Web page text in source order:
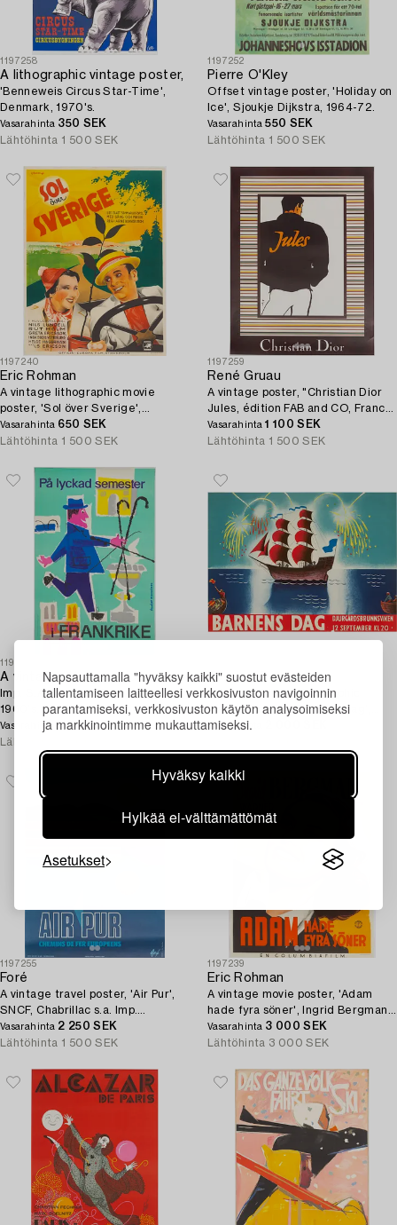
Napsauttamalla "hyväksy kaikki" suostut evästeiden
tallentamiseen laitteellesi verkkosivuston navigoinnin
parantamiseksi, verkkosivuston käytön analysoimiseksi
ja markkinointimme mukauttamiseksi.
Hyväksy kaikki
Hylkää ei-välttämättömät
Asetukset
1197258
A lithographic vintage poster,
'Benneweis Circus Star-Time',
Denmark, 1970's.
Vasarahinta 350 SEK
Lähtöhinta 1 500 SEK
1197252
Pierre O'Kley
Offset vintage poster, 'Holiday on
Ice', Sjoukje Dijkstra, 1964-72.
Vasarahinta550 SEK
Lähtöhinta 1 500 SEK
1197240
Eric Rohman
A vintage lithographic movie
poster, 'Sol över Sverige',
Ljunglöfs, Stockholm, 1938.
Vasarahinta 650 SEK
Lähtöhinta 1 500 SEK
1197259
René Gruau
A vintage poster, "Christian Dior
Jules, édition FAB and CO, France,
1980's.
Vasarahinta1 100 SEK
Lähtöhinta 1 500 SEK
1197241
A vintage lithographic travel poster 'På lyckad semester i Frankrike',
Imp. S.A. Courbet, Paris, France,
1960's.
Vasarahinta1 302 SEK
Lähtöhinta
Torsten Schonberg
Attributed to. A litohgraphic
vintage poster, 'Barnens Dag',
1920's.
Vasarahinta
1197255
Foré
A vintage travel poster, 'Air Pur',
SNCF, Chabrillac s.a. Imp.
Toulouse Paris, France, 1974.
Vasarahinta 2 250 SEK
Lähtöhinta 1 500 SEK
1197239
Eric Rohman
A vintage movie poster, 'Adam
hade fyra söner', Ingrid Bergman,
J. Olséns Litografiska Anstalt,
1941.
Vasarahinta 3 000 SEK
Lähtöhinta 3 000 SEK